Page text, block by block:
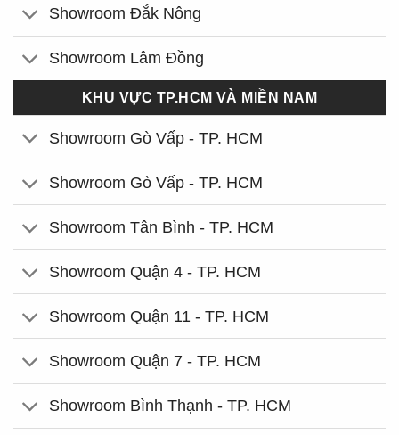
Showroom Đắk Nông
Showroom Lâm Đồng
KHU VỰC TP.HCM VÀ MIỀN NAM
Showroom Gò Vấp - TP. HCM
Showroom Gò Vấp - TP. HCM
Showroom Tân Bình - TP. HCM
Showroom Quận 4 - TP. HCM
Showroom Quận 11 - TP. HCM
Showroom Quận 7 - TP. HCM
Showroom Bình Thạnh - TP. HCM